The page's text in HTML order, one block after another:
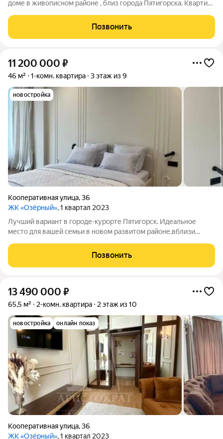
доме в живописном районе , близ города Пятигорска. Квартира
Закрытый двор, детская площадка, зоны отдыха. Транспорт в
шаговой доступности.
Позвонить
11 200 000 ₽
46 м² 1-комн. квартира 3 этаж из 9
новостройка
Кооперативная улица,36
ЖК «Озёрный», 1 квартал 2023
Лучший вариант в городе-курорте Пятигорск. Идеальное
место для вашей семьи в новом развитом районе,вблизи
сделано для себя с огромной любовью и душой. Фото не
передают все масштабы и красоту данной
Позвонить
13 490 000 ₽
65,5 м² 2-комн. квартира 2 этаж из 10
новостройка онлайн показ
Кооперативная улица,36
ЖК «Озёрный», 1 квартал 2023